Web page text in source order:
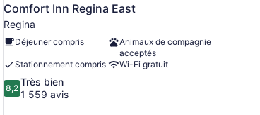
Comfort Inn Regina East
Regina
Déjeuner compris
Animaux de compagnie
acceptés
Stationnement compris
Wi-Fi gratuit
8.2
sur
8,2
Très bien
1 559 avis